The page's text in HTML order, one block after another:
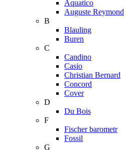
Aquatico
Auguste Reymond
B
Blauling
Buren
C
Candino
Casio
Christian Bernard
Concord
Cover
D
Du Bois
F
Fischer barometr
Fossil
G